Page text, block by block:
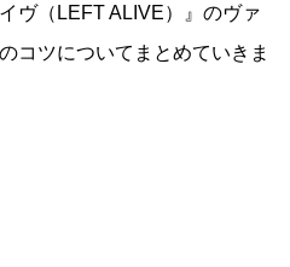
ヴ（LEFT ALIVE）』のヴァ
コツについてまとめていきま